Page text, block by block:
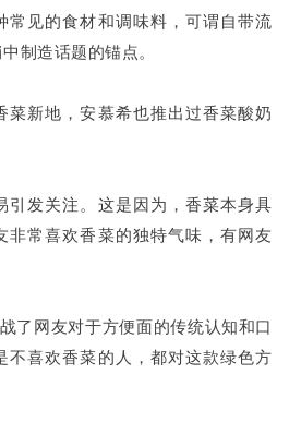
常见的食材和调味料，可谓自带流
制造话题的锚点。
菜新地，安慕希也推出过香菜酸奶
引发关注。这是因为，香菜本身具
非常喜欢香菜的独特气味，有网友
了网友对于方便面的传统认知和口
不喜欢香菜的人，都对这款绿色方